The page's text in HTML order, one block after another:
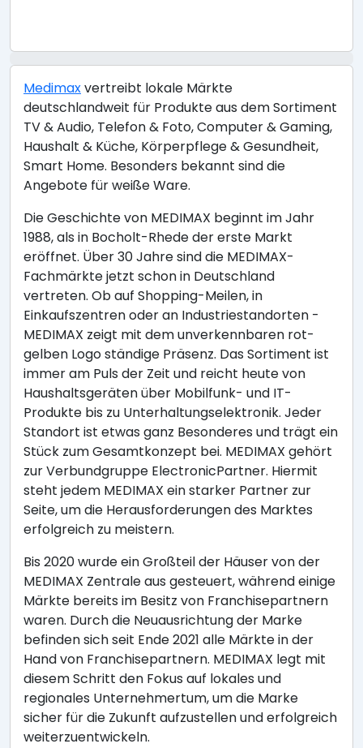
Medimaxvertreibt lokale Märkte
deutschlandweit für Produkte aus dem Sortiment
TV & Audio, Telefon & Foto, Computer & Gaming,
Haushalt & Küche, Körperpflege & Gesundheit,
Smart Home. Besonders bekannt sind die
Angebote für weiße Ware.
Die Geschichte von MEDIMAX beginnt im Jahr
1988, als in Bocholt-Rhede der erste Markt
eröffnet. Über 30 Jahre sind die MEDIMAX-
Fachmärkte jetzt schon in Deutschland
vertreten. Ob auf Shopping-Meilen, in
Einkaufszentren oder an Industriestandorten -
MEDIMAX zeigt mit dem unverkennbaren rot-
gelben Logo ständige Präsenz. Das Sortiment ist
immer am Puls der Zeit und reicht heute von
Haushaltsgeräten über Mobilfunk- und IT-
Produkte bis zu Unterhaltungselektronik. Jeder
Standort ist etwas ganz Besonderes und trägt ein
Stück zum Gesamtkonzept bei. MEDIMAX gehört
zur Verbundgruppe ElectronicPartner. Hiermit
steht jedem MEDIMAX ein starker Partner zur
Seite, um die Herausforderungen des Marktes
erfolgreich zu meistern.
Bis 2020 wurde ein Großteil der Häuser von der
MEDIMAX Zentrale aus gesteuert, während einige
Märkte bereits im Besitz von Franchisepartnern
waren. Durch die Neuausrichtung der Marke
befinden sich seit Ende 2021 alle Märkte in der
Hand von Franchisepartnern. MEDIMAX legt mit
diesem Schritt den Fokus auf lokales und
regionales Unternehmertum, um die Marke
sicher für die Zukunft aufzustellen und erfolgreich
weiterzuentwickeln.